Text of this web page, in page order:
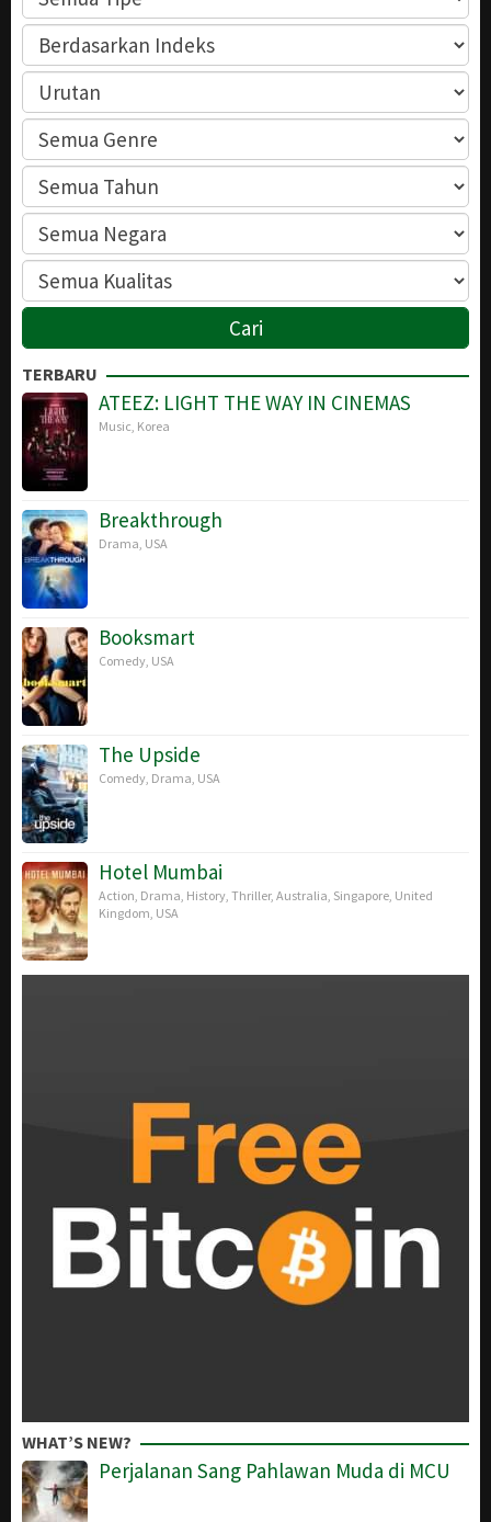
TERBARU
ATEEZ: LIGHT THE WAY IN CINEMAS
Music Korea
Breakthrough
Drama USA
Booksmart
Comedy USA
The Upside
Comedy Drama USA
Hotel Mumbai
Action Drama History Thriller, Australia Singapore United
Kingdom USA
WHAT’S NEW?
Perjalanan Sang Pahlawan Muda di MCU